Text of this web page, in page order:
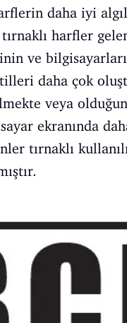
daha iyi
harfler
ve
daha çok
veya
ekranında
tırnaklı